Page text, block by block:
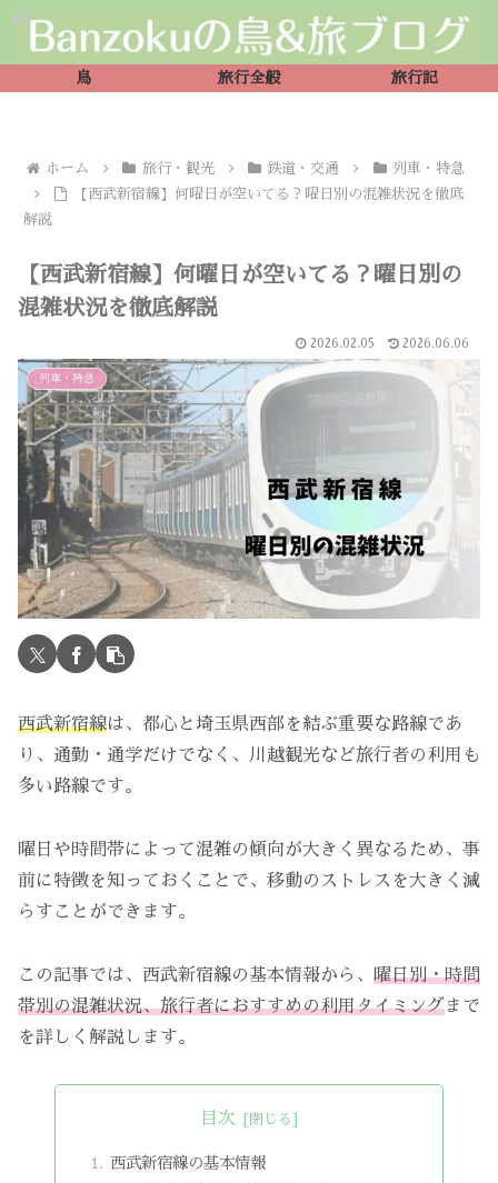
鳥 旅行全般 旅行記
ホーム 旅行・観光 鉄道・交通
列車・特急
【西武新宿線】何曜日が空いてる？曜日別の混雑状況を徹底
解説
【西武新宿線】何曜日が空いてる？曜日別の
混雑状況を徹底解説
2026.02.05 2026.06.06
列車・特急
西武新宿線は、都心と埼玉県西部を結ぶ重要な路線であ
り、通勤・通学だけでなく、川越観光など旅行者の利用も
多い路線です。
曜日や時間帯によって混雑の傾向が大きく異なるため、事
前に特徴を知っておくことで、移動のストレスを大きく減
らすことができます。
この記事では、西武新宿線の基本情報から、 曜日別・時間
帯別の混雑状況、旅行者におすすめの利用タイミングまで
を詳しく解説します。
目次
西武新宿線の基本情報